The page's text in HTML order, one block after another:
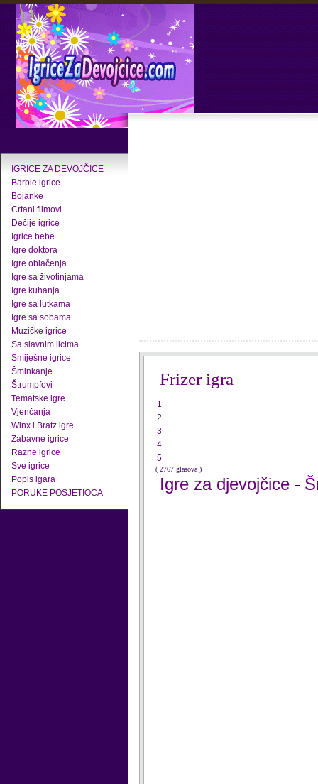
IGRICE ZA DEVOJČICE
Barbie igrice
Bojanke
Crtani filmovi
Dečije igrice
Igrice bebe
Igre doktora
Igre oblačenja
Igre sa životinjama
Igre kuhanja
Igre sa lutkama
Igre sa sobama
Muzičke igrice
Sa slavnim licima
Smiješne igrice
Šminkanje
Štrumpfovi
Tematske igre
Vjenčanja
Winx i Bratz igre
Zabavne igrice
Razne igrice
Sve igrice
Popis igara
PORUKE POSJETIOCA
Frizer igra
1
2
3
4
5
( 2767 glasova )
Igre za djevojčice -